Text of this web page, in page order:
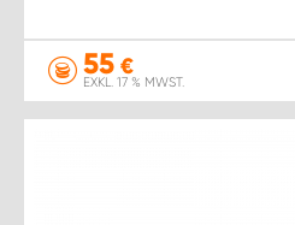
55 €
EXKL. 17 % MWST.